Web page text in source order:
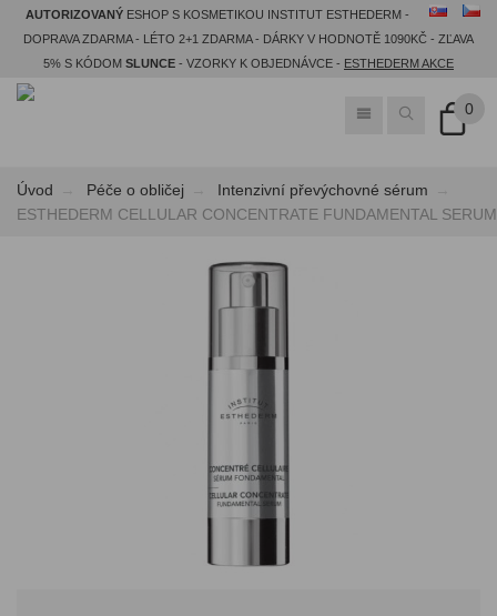
AUTORIZOVANÝ ESHOP S KOSMETIKOU INSTITUT ESTHEDERM -
DOPRAVA ZDARMA - LÉTO 2+1 ZDARMA - DÁRKY V HODNOTĚ 1090KČ - ZĽAVA
5% S KÓDOM SLUNCE - VZORKY K OBJEDNÁVCE - ESTHEDERM AKCE
0
Úvod Péče o obličej
Intenzivní převýchovné sérum
​ESTHEDERM CELLULAR CONCENTRATE FUNDAMENTAL